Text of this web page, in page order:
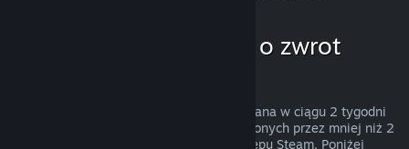
Kiedy można poprosić o zwrot
Oferta zwrotu pieniędzy na Steam, dokonana w ciągu 2 tygodni
od daty zakupu i dla produktów uruchomionych przez mniej niż 2
godziny, dotyczy gier i programów ze Sklepu Steam. Poniżej